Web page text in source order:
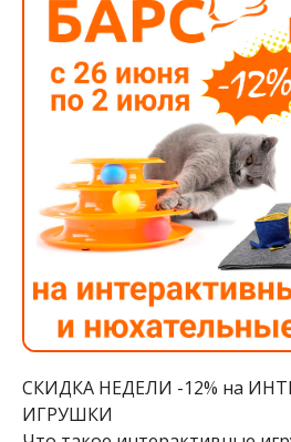
СКИДКА НЕДЕЛИ -12% на
ИГРУШКИ